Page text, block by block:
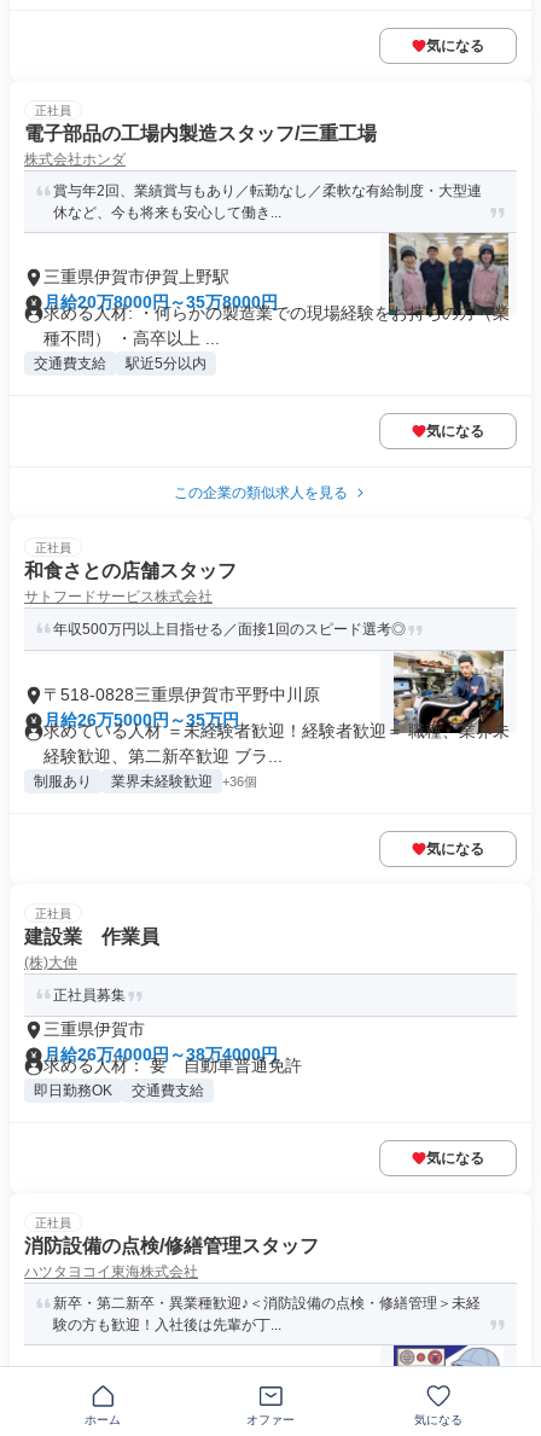
気になる
正社員
電子部品の工場内製造スタッフ/三重工場
株式会社ホンダ
賞与年2回、業績賞与もあり／転勤なし／柔軟な有給制度・大型連
休など、今も将来も安心して働き...
三重県伊賀市伊賀上野駅
月給20万8000円～35万8000円
求める人材: ・何らかの製造業での現場経験をお持ちの方（業
種不問） ・高卒以上 ...
交通費支給 駅近5分以内
気になる
この企業の類似求人を見る
正社員
和食さとの店舗スタッフ
サトフードサービス株式会社
年収500万円以上目指せる／面接1回のスピード選考◎
〒518-0828三重県伊賀市平野中川原
月給26万5000円～35万円
求めている人材 ＝未経験者歓迎！経験者歓迎＝ 職種、業界未
経験歓迎、第二新卒歓迎 ブラ...
制服あり 業界未経験歓迎 +36個
気になる
正社員
建設業 作業員
(株)大伸
正社員募集
三重県伊賀市
月給26万4000円～38万4000円
求める人材： 要 自動車普通免許
即日勤務OK 交通費支給
気になる
正社員
消防設備の点検/修繕管理スタッフ
ハツタヨコイ東海株式会社
新卒・第二新卒・異業種歓迎♪＜消防設備の点検・修繕管理＞未経
験の方も歓迎！入社後は先輩が丁...
三重県伊賀市服部町
月給21万円～30万円
求める人材: ◆長期キャリア形成を目的とした募集 （例外事由
ホーム オファー 気になる